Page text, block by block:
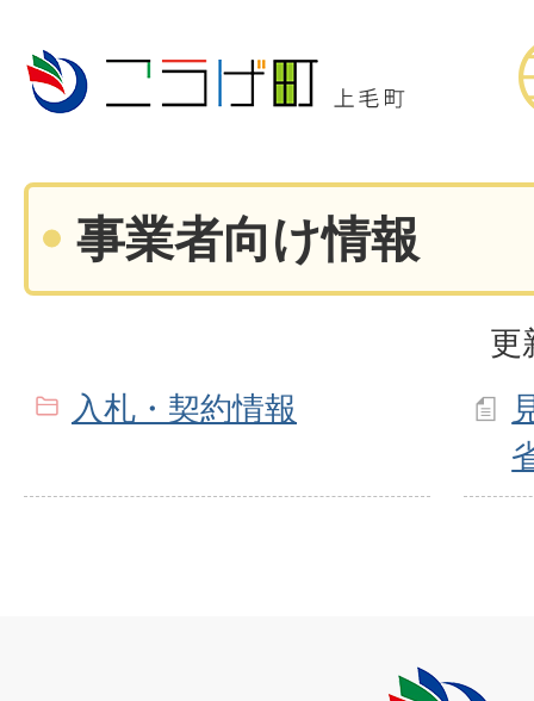
事業者向け情報
更
入札・契約情報